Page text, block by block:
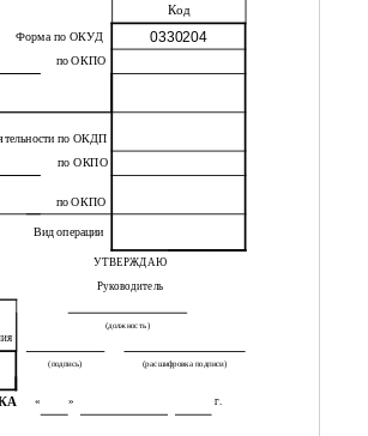
Код
Форма по ОКУД 0330204
по ОКПО
по ОКДП
по ОКПО
по ОКПО
Вид операции
УТВЕРЖДАЮ
Руководитель
(должность)
(подпись) (расшифровка подписи)
« » г.